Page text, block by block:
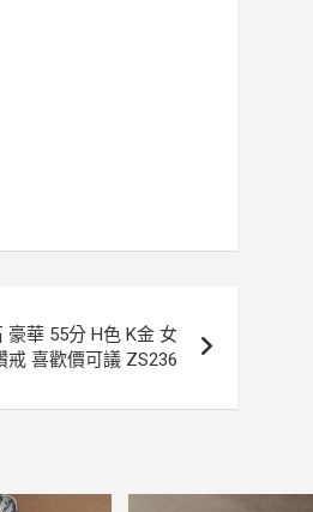
華 55分 H色 K金 女
戒 喜歡價可議 ZS236